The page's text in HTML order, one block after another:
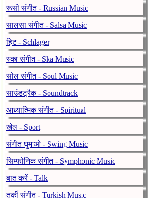
रूसी संगीत - Russian Music
सालसा संगीत - Salsa Music
हिट - Schlager
स्का संगीत - Ska Music
सोल संगीत - Soul Music
साउंडट्रैक - Soundtrack
आध्यात्मिक संगीत - Spiritual
खेल - Sport
संगीत घुमाओ - Swing Music
सिम्फोनिक संगीत - Symphonic Music
बात करें - Talk
तुर्की संगीत - Turkish Music